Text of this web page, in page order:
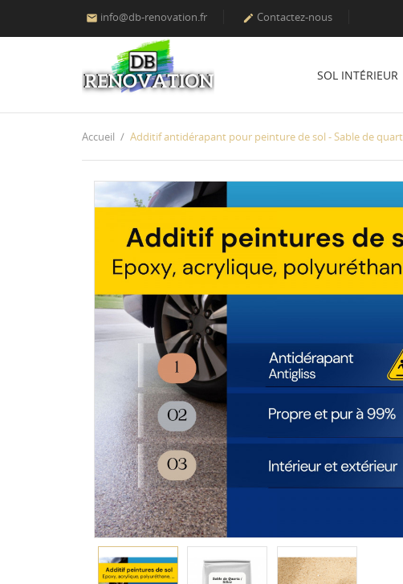
 info@db-renovation.fr  Contactez-nous
SOL INTÉRIEUR
Accueil Additif antidérapant pour peinture de sol - Sable de